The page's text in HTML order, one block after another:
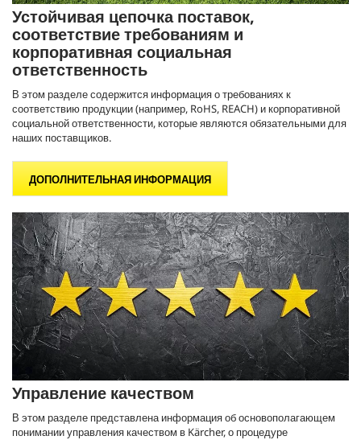
Устойчивая цепочка поставок,
соответствие требованиям и
корпоративная социальная
ответственность
В этом разделе содержится информация о требованиях к
соответствию продукции (например, RoHS, REACH) и корпоративной
социальной ответственности, которые являются обязательными для
наших поставщиков.
ДОПОЛНИТЕЛЬНАЯ ИНФОРМАЦИЯ
Управление качеством
В этом разделе представлена информация об основополагающем
понимании управления качеством в Kärcher, о процедуре